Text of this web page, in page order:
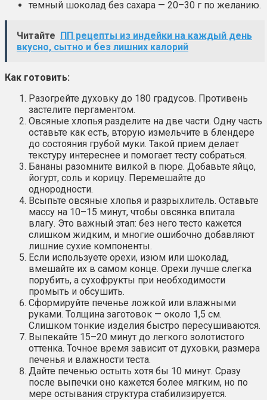
темный шоколад без сахара — 20–30 г по желанию.
Читайте ПП рецепты из индейки на каждый день
вкусно, сытно и без лишних калорий
Как готовить:
Разогрейте духовку до 180 градусов. Противень
застелите пергаментом.
Овсяные хлопья разделите на две части. Одну часть
оставьте как есть, вторую измельчите в блендере
до состояния грубой муки. Такой прием делает
текстуру интереснее и помогает тесту собраться.
Бананы разомните вилкой в пюре. Добавьте яйцо,
йогурт, соль и корицу. Перемешайте до
однородности.
Всыпьте овсяные хлопья и разрыхлитель. Оставьте
массу на 10–15 минут, чтобы овсянка впитала
влагу. Это важный этап: без него тесто кажется
слишком жидким, и многие ошибочно добавляют
лишние сухие компоненты.
Если используете орехи, изюм или шоколад,
вмешайте их в самом конце. Орехи лучше слегка
порубить, а сухофрукты при необходимости
промыть и обсушить.
Сформируйте печенье ложкой или влажными
руками. Толщина заготовок — около 1,5 см.
Слишком тонкие изделия быстро пересушиваются.
Выпекайте 15–20 минут до легкого золотистого
оттенка. Точное время зависит от духовки, размера
печенья и влажности теста.
Дайте печенью остыть хотя бы 10 минут. Сразу
после выпечки оно кажется более мягким, но по
мере остывания структура стабилизируется.